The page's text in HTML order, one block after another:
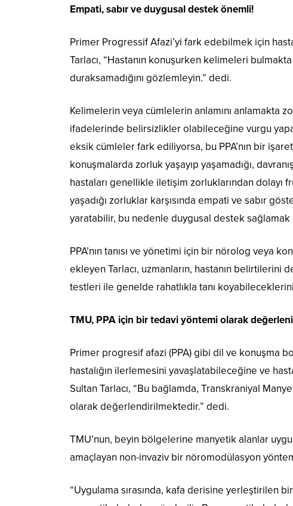
Empati, sabır ve duygusal destek önemli!
Primer Progressif Afazi’yi fark edebilmek için
Tarlacı, “Hastanın konuşurken kelimeleri bulmakta
duraksamadığını gözlemleyin.” dedi.
Kelimelerin veya cümlelerin anlamını anlamakta
ifadelerinde belirsizlikler olabileceğine vurgu
eksik cümleler fark ediliyorsa, bu PPA’nın bir
konuşmalarda zorluk yaşayıp yaşamadığı,
hastaları genellikle iletişim zorluklarından dolayı
yaşadığı zorluklar karşısında empati ve sabır
yaratabilir, bu nedenle duygusal destek sağlamak
PPA’nın tanısı ve yönetimi için bir nörolog veya
ekleyen Tarlacı, uzmanların, hastanın
testleri ile genelde rahatlıkla tanı
TMU, PPA için bir tedavi yöntemi olarak
Primer progresif afazi (PPA) gibi dil ve konuşma
hastalığın ilerlemesini yavaşlatabileceğine ve
Sultan Tarlacı, “Bu bağlamda, Transkraniyal
olarak değerlendirilmektedir.” dedi.
TMU’nun, beyin bölgelerine manyetik alanlar
amaçlayan non-invaziv bir nöromodülasyon
“Uygulama sırasında, kafa derisine yerleştirilen